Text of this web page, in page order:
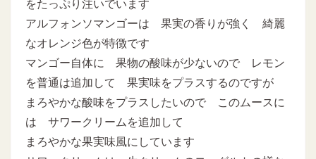
をたっぷり注いでいます
アルフォンソマンゴーは 果実の香りが強く 綺麗
なオレンジ色が特徴です
マンゴー自体に 果物の酸味が少ないので レモン
を普通は追加して 果実味をプラスするのですが
まろやかな酸味をプラスしたいので このムースに
は サワークリームを追加して
まろやかな果実味風にしています